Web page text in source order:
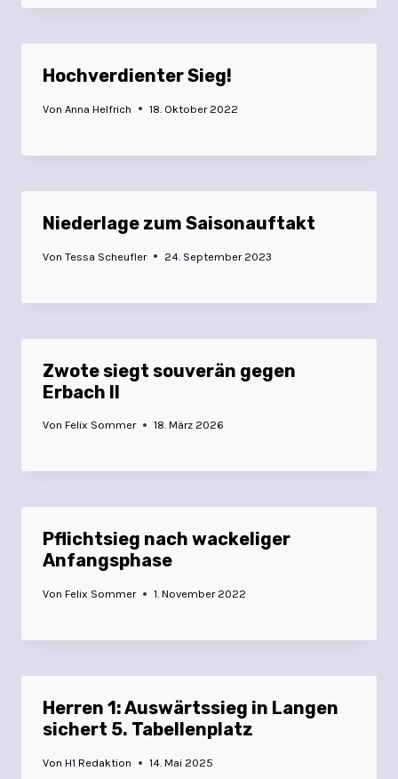
Hochverdienter Sieg!
Von Anna Helfrich 18. Oktober 2022
Niederlage zum Saisonauftakt
Von Tessa Scheufler 24. September 2023
Zwote siegt souverän gegen
Erbach II
Von Felix Sommer 18. März 2026
Pflichtsieg nach wackeliger
Anfangsphase
Von Felix Sommer 1. November 2022
Herren 1: Auswärtssieg in Langen
sichert 5. Tabellenplatz
Von H1 Redaktion 14. Mai 2025